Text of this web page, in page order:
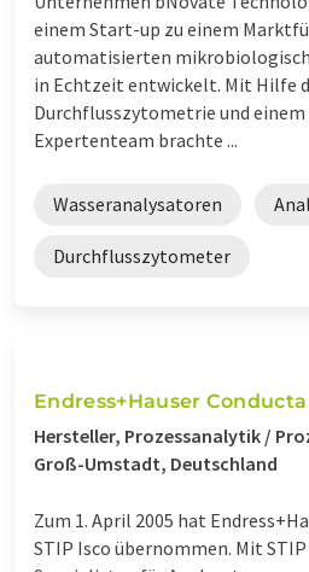
einem Start-up zu einem
automatisierten
in Echtzeit entwickelt. Mit Hilfe
Durchflusszytometrie und
Expertenteam brachte ...
Wasseranalysatoren
Durchflusszytometer
Endress+Hauser Conducta
Hersteller, Prozessanalytik /
Groß-Umstadt, Deutschland
Zum 1. April 2005 hat
STIP Isco übernommen. Mit